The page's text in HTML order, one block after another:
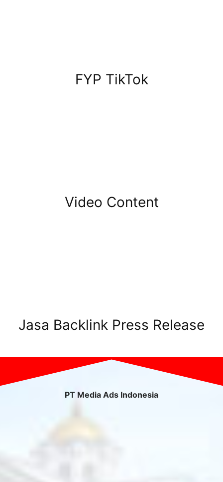
FYP TikTok
Video Content
Jasa Backlink Press Release
PT Media Ads Indonesia